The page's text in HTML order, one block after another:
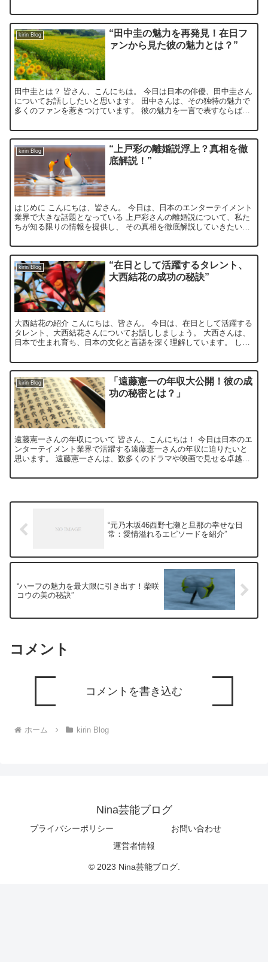
kirin Blog
“田中圭の魅力を再発見！在日フ
ァンから見た彼の魅力とは？”
田中圭とは？ 皆さん、こんにちは。 今日は日本の俳優、田中圭さん
についてお話ししたいと思います。 田中さんは、その独特の魅力で
多くのファンを惹きつけています。 彼の魅力を一言で表すならば、
kirin Blog
“上戸彩の離婚説浮上？真相を徹
底解説！”
はじめに こんにちは、皆さん。 今日は、日本のエンターテイメント
業界で大きな話題となっている 上戸彩さんの離婚説について、私た
ちが知る限りの情報を提供し、 その真相を徹底解説していきたいと
kirin Blog
“在日として活躍するタレント、
大西結花の成功の秘訣”
大西結花の紹介 こんにちは、皆さん。 今日は、在日として活躍する
タレント、大西結花さんについてお話ししましょう。 大西さんは、
日本で生まれ育ち、日本の文化と言語を深く理解しています。 しか
kirin Blog
「遠藤憲一の年収大公開！彼の成
功の秘密とは？」
遠藤憲一さんの年収について 皆さん、こんにちは！ 今日は日本のエ
ンターテイメント業界で活躍する遠藤憲一さんの年収に迫りたいと
思います。 遠藤憲一さんは、数多くのドラマや映画で見せる卓越し
“元乃木坂46西野七瀬と旦那の幸せな日
常：愛情溢れるエピソードを紹介”
“ハーフの魅力を最大限に引き出す！柴咲
コウの美の秘訣”
コメント
コメントを書き込む
ホーム kirin Blog
Nina芸能ブログ
プライバシーポリシー
お問い合わせ
運営者情報
© 2023 Nina芸能ブログ.